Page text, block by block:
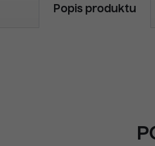
Popis produktu